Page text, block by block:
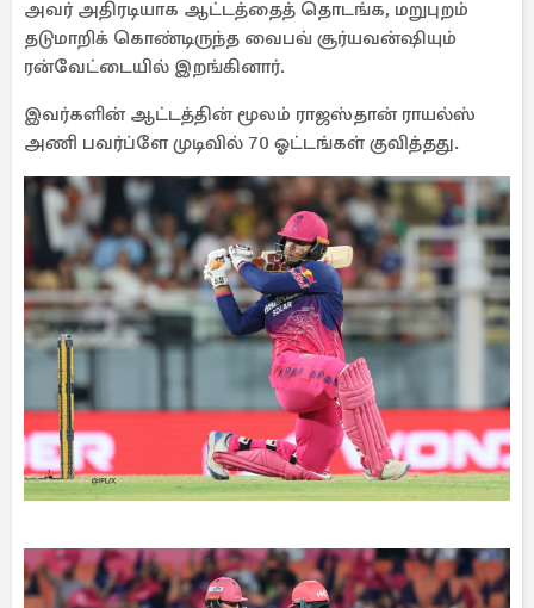
அவர் அதிரடியாக ஆட்டத்தைத் தொடங்க, மறுபுறம்
தடுமாறிக் கொண்டிருந்த வைபவ் சூர்யவன்ஷியும்
ரன்வேட்டையில் இறங்கினார்.
இவர்களின் ஆட்டத்தின் மூலம் ராஜஸ்தான் ராயல்ஸ்
அணி பவர்ப்ளே முடிவில் 70 ஓட்டங்கள் குவித்தது.